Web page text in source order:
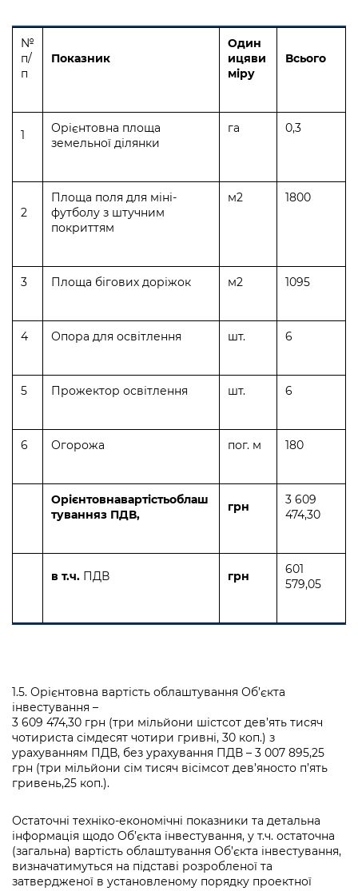
№
п/
п
Показник
Один
ицяви
міру
Всього
1
Орієнтовна площа
земельної ділянки
га 0,3
2
Площа поля для міні-
футболу з штучним
покриттям
м2 1800
3 Площа бігових доріжок м2 1095
4 Опора для освітлення шт. 6
5 Прожектор освітлення шт. 6
6 Огорожа пог. м 180
Орієнтовнавартістьоблаш
туванняз ПДВ,
грн
3 609
474,30
в т.ч. ПДВ грн
601
579,05
1.5. Орієнтовна вартість облаштування Об’єкта
інвестування –
3 609 474,30 грн (три мільйони шістсот дев’ять тисяч
чотириста сімдесят чотири гривні, 30 коп.) з
урахуванням ПДВ, без урахування ПДВ – 3 007 895,25
грн (три мільйони сім тисяч вісімсот дев’яносто п’ять
гривень,25 коп.).
Остаточні техніко-економічні показники та детальна
інформація щодо Об’єкта інвестування, у т.ч. остаточна
(загальна) вартість облаштування Об’єкта інвестування,
визначатимуться на підставі розробленої та
затвердженої в установленому порядку проектної